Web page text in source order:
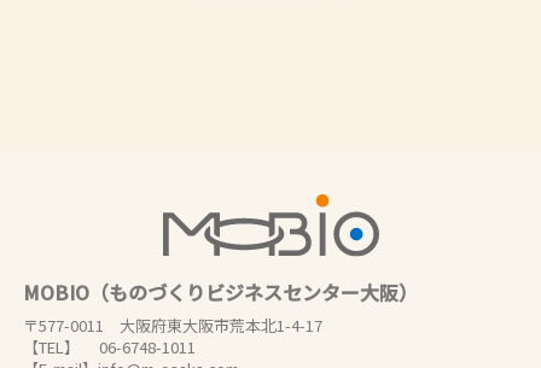
MOBIO（ものづくりビジネスセンター大阪）
〒577-0011 大阪府東大阪市荒本北1-4-17
【TEL】 06-6748-1011